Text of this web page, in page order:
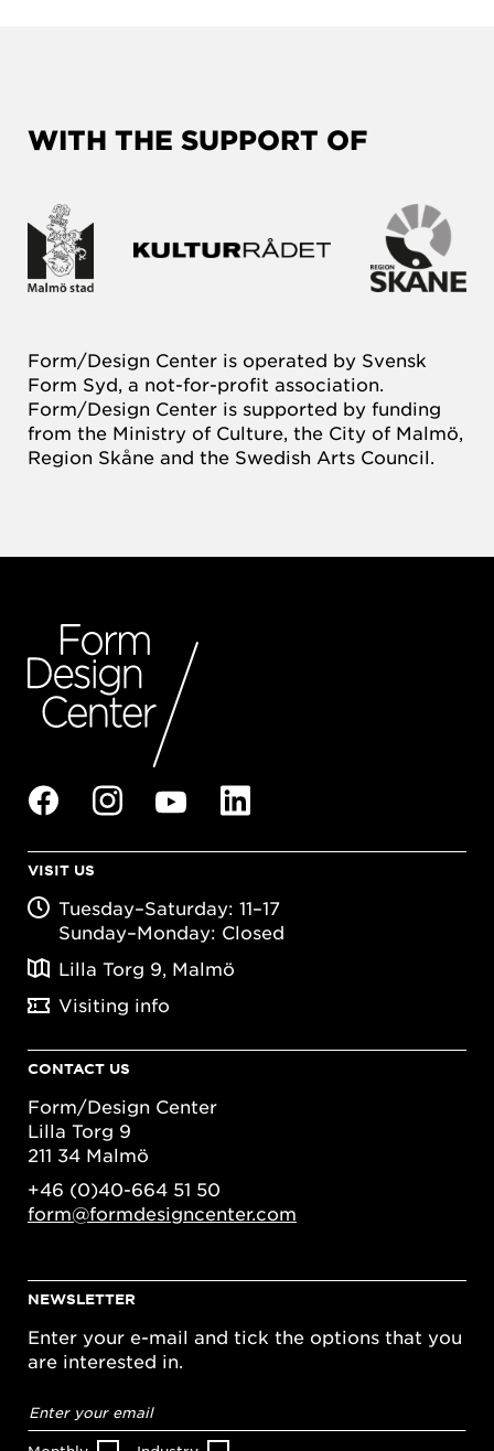
WITH THE SUPPORT OF
Form/Design Center is operated by Svensk
Form Syd, a not-for-profit association.
Form/Design Center is supported by funding
from the Ministry of Culture, the City of Malmö,
Region Skåne and the Swedish Arts Council.
VISIT US
Tuesday–Saturday: 11–17
Sunday–Monday: Closed
Lilla Torg 9, Malmö
Visiting info
CONTACT US
Form/Design Center
Lilla Torg 9
211 34 Malmö
+46 (0)40-664 51 50
form@formdesigncenter.com
NEWSLETTER
Enter your e-mail and tick the options that you
are interested in.
address*